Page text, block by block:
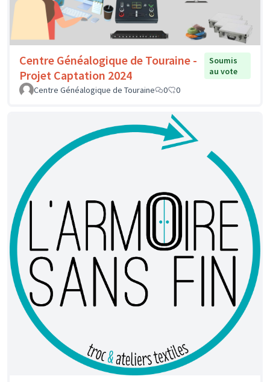
Centre Généalogique de Touraine -
Projet Captation 2024
Soumis
au vote
Centre Généalogique de Touraine
0 0